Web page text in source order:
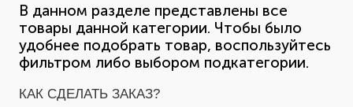
В данном разделе представлены все
товары данной категории. Чтобы было
удобнее подобрать товар, воспользуйтесь
фильтром либо выбором подкатегории.
КАК СДЕЛАТЬ ЗАКАЗ?